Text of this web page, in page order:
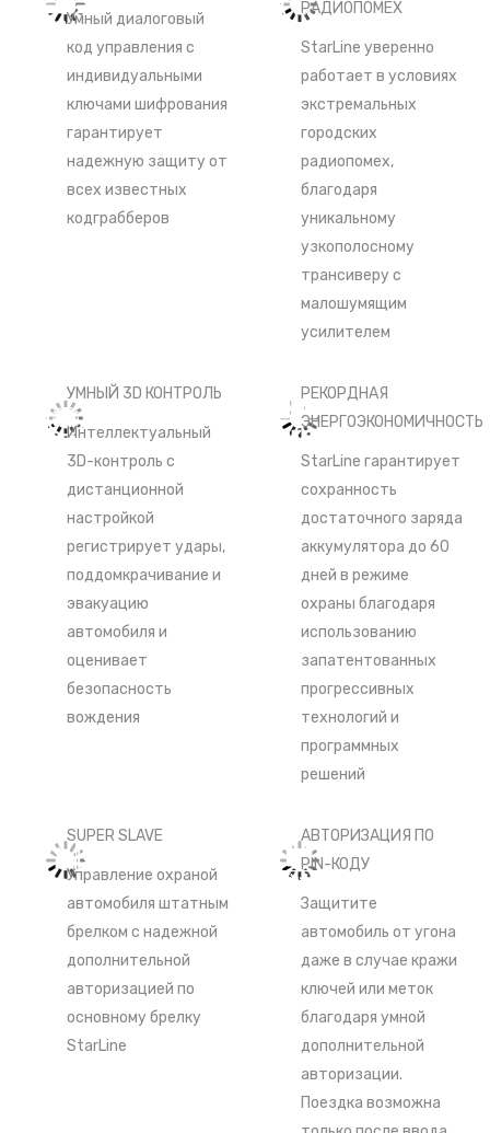
Умный диалоговый
код управления c
индивидуальными
ключами шифрования
гарантирует
надежную защиту от
всех известных
кодграбберов
РАДИОПОМЕХ
StarLine уверенно
работает в условиях
экстремальных
городских
радиопомех,
благодаря
уникальному
узкополосному
трансиверу с
малошумящим
усилителем
УМНЫЙ 3D КОНТРОЛЬ
Интеллектуальный
3D-контроль с
дистанционной
настройкой
регистрирует удары,
поддомкрачивание и
эвакуацию
автомобиля и
оценивает
безопасность
вождения
РЕКОРДНАЯ
ЭНЕРГОЭКОНОМИЧНОСТЬ
StarLine гарантирует
сохранность
достаточного заряда
аккумулятора до 60
дней в режиме
охраны благодаря
использованию
запатентованных
прогрессивных
технологий и
программных
решений
SUPER SLAVE
Управление охраной
автомобиля штатным
брелком с надежной
дополнительной
авторизацией по
основному брелку
StarLine
АВТОРИЗАЦИЯ ПО
PIN-КОДУ
Защитите
автомобиль от угона
даже в случае кражи
ключей или меток
благодаря умной
дополнительной
авторизации.
Поездка возможна